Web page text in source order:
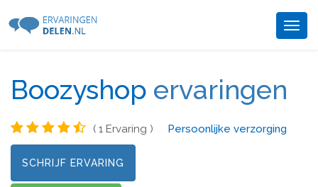
Boozyshop ervaringen
( 1 Ervaring ) Persoonlijke verzorging
SCHRIJF ERVARING